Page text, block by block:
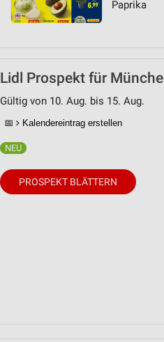
Paprika
Lidl Prospekt für
Gültig von 10. Aug. bis 15. Aug.
📅 Kalendereintrag erstellen
PROSPEKT BLÄTTERN